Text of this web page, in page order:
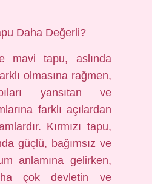
Daha Değerli?
mavi tapu, aslında
olmasına rağmen,
yansıtan ve
farklı açılardan
Kırmızı tapu,
güçlü, bağımsız ve
anlamına gelirken,
çok devletin ve